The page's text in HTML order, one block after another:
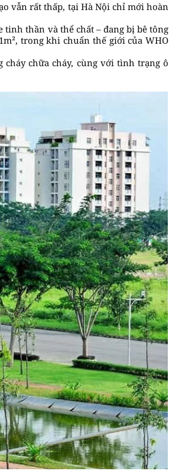
vẫn rất thấp, tại Hà Nội chỉ mới hoàn
tinh thần và thể chất – đang bị bê tông
trong khi chuẩn thế giới của WHO
chữa cháy, cùng với tình trạng ô